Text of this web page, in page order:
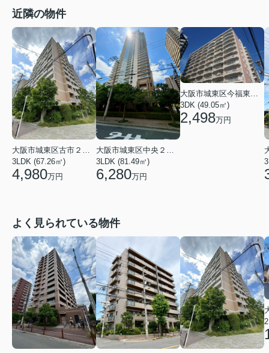
近隣の物件
大阪市城東区古市２丁目
3LDK (67.26㎡)
4,980万円
3LDK (81.49㎡)
6,280万円
3DK (49.05㎡)
2,498万円
よく見られている物件